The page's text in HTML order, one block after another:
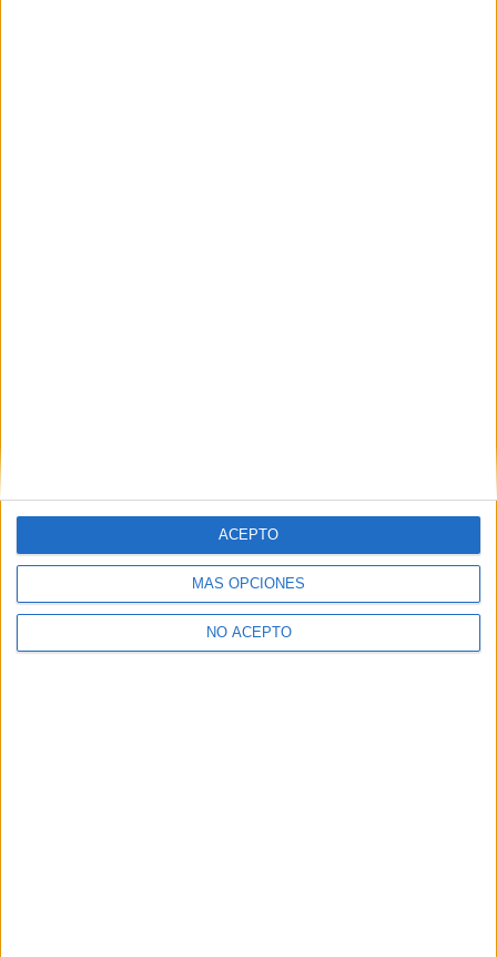
MÁS OPCIONES
NO ACEPTO
ACEPTO
Y como regalo de agradecimiento, por registrarte te daremos
gratis una copia de nuestro ebook con 100 consejos para tu
primer año de universidad